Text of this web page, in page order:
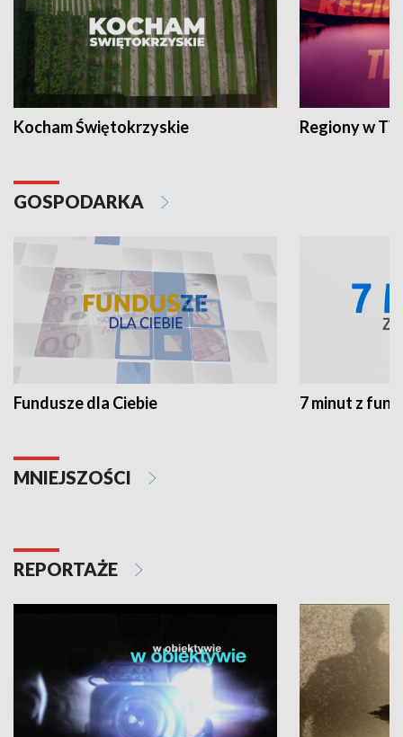
Kocham Świętokrzyskie Regiony w
GOSPODARKA
Fundusze dla Ciebie 7 minut z
MNIEJSZOŚCI
REPORTAŻE